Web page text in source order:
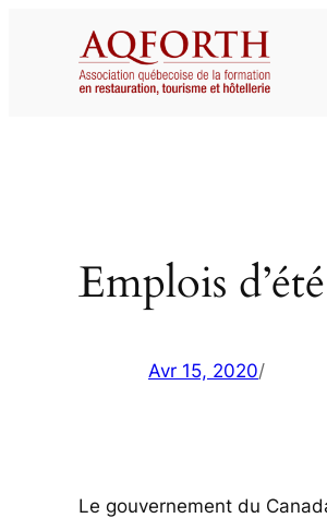
Emplois
Avr 15, 2020/
Le gouvernement du